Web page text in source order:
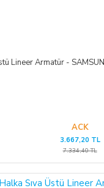
Lineer Armatür -
ACK
3.667,20 TL
7.334,40 TL